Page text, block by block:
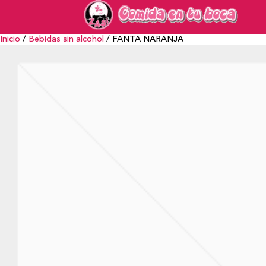
Inicio / Bebidas sin alcohol / FANTA NARANJA